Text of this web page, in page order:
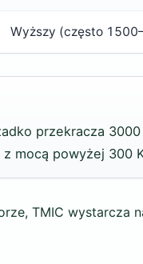
Wyższy (często
przekracza
mocą powyżej 300
TMIC wystarcza